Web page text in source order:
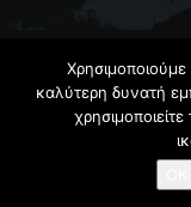
© 2019 Epirus Online
καλύτερη δυνατή